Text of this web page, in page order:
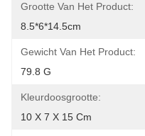
Grootte Van Het Product:
8.5*6*14.5cm
Gewicht Van Het Product:
79.8 G
Kleurdoosgrootte:
10 X 7 X 15 Cm